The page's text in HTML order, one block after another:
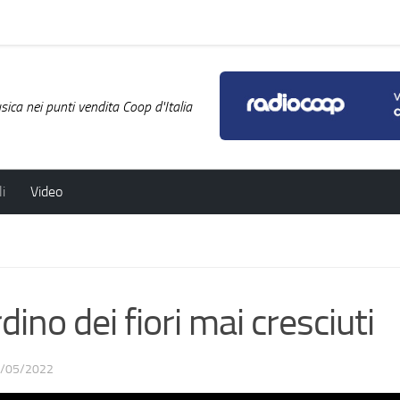
nei punti vendita Coop d'Italia
Video
dei fiori mai cresciuti
05/2022